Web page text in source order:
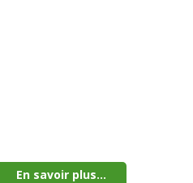
En savoir plus...